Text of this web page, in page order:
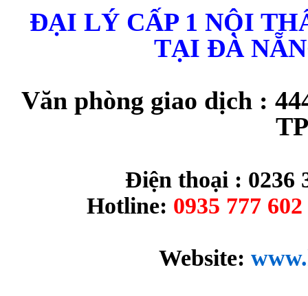
ĐẠI LÝ CẤP 1 NỘI
TẠI ĐÀ
Văn phòng giao dịch :
Điện thoại : 0236
Hotline: 0935 777
Website: